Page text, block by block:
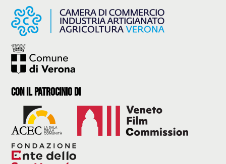
con il Patrocinio di